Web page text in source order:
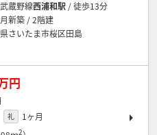
蔵野線西浦和駅 / 徒歩13分
新築 / 2階建
さいたま市桜区田島
円
礼
1ヶ月
2